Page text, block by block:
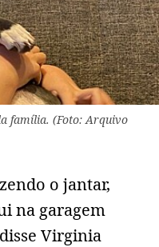
família. (Foto: Arquivo
o jantar,
na garagem
Virginia